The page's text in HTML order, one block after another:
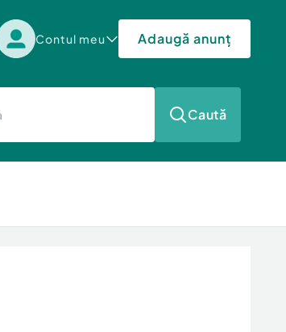
Contul meu Adaugă anunț
Caută